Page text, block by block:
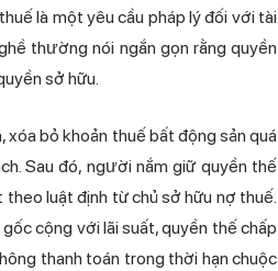
là một yêu cầu pháp lý đối với tài
thường nói ngắn gọn rằng quyền
sở hữu.
xóa bỏ khoản thuế bất động sản quá
Sau đó, người nắm giữ quyền thế
theo luật định từ chủ sở hữu nợ thuế.
cộng với lãi suất, quyền thế chấp
thanh toán trong thời hạn chuộc